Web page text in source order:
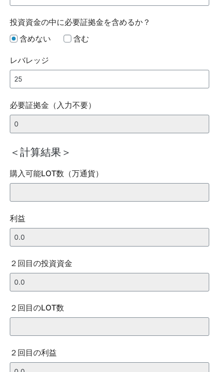
投資資金の中に必要証拠金を含めるか？
含めない
含む
レバレッジ
必要証拠金（入力不要）
＜計算結果＞
購入可能LOT数（万通貨）
利益
２回目の投資資金
２回目のLOT数
２回目の利益